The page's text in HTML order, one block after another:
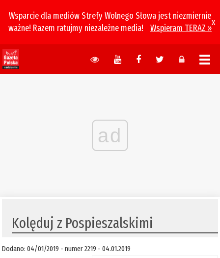
Wsparcie dla mediów Strefy Wolnego Słowa jest niezmiernie
ważne! Razem ratujmy niezależne media!
Wspieram TERAZ »
x
ad
Kolęduj z Pospieszalskimi
Dodano: 04/01/2019 - numer 2219 - 04.01.2019